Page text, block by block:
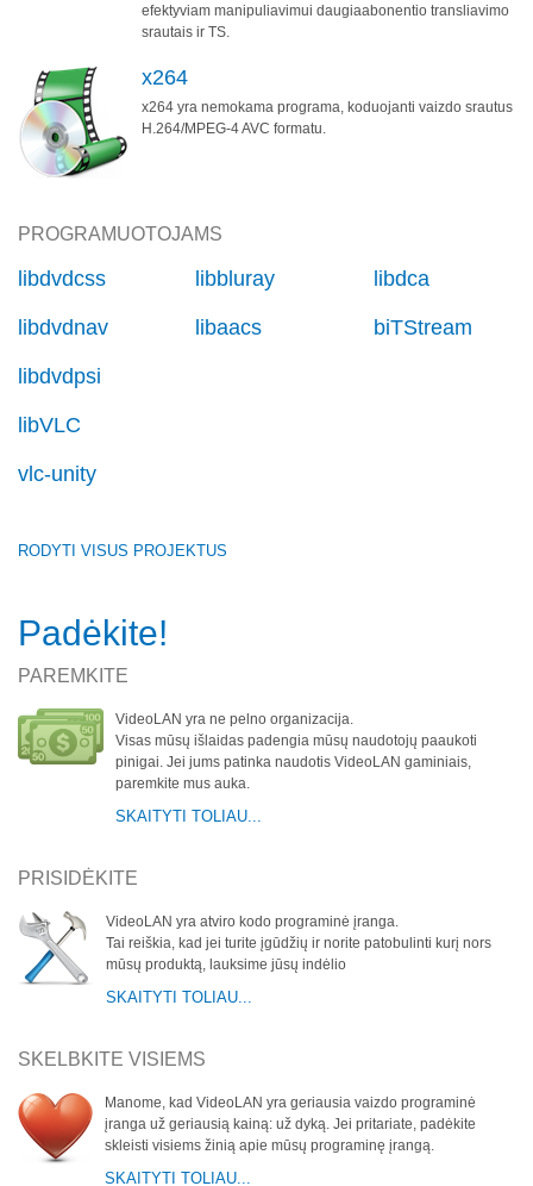
efektyviam manipuliavimui daugiaabonentio transliavimo
srautais ir TS.
x264
x264 yra nemokama programa, koduojanti vaizdo srautus
H.264/MPEG-4 AVC formatu.
PROGRAMUOTOJAMS
libdvdcss
libdvdnav
libdvdpsi
libVLC
vlc-unity
libbluray
libaacs
libdca
biTStream
RODYTI VISUS PROJEKTUS
Padėkite!
PAREMKITE
VideoLAN yra ne pelno organizacija.
Visas mūsų išlaidas padengia mūsų naudotojų paaukoti
pinigai. Jei jums patinka naudotis VideoLAN gaminiais,
paremkite mus auka.
SKAITYTI TOLIAU...
PRISIDĖKITE
VideoLAN yra atviro kodo programinė įranga.
Tai reiškia, kad jei turite įgūdžių ir norite patobulinti kurį nors
mūsų produktą, lauksime jūsų indėlio
SKAITYTI TOLIAU...
SKELBKITE VISIEMS
Manome, kad VideoLAN yra geriausia vaizdo programinė
įranga už geriausią kainą: už dyką. Jei pritariate, padėkite
skleisti visiems žinią apie mūsų programinę įrangą.
SKAITYTI TOLIAU...